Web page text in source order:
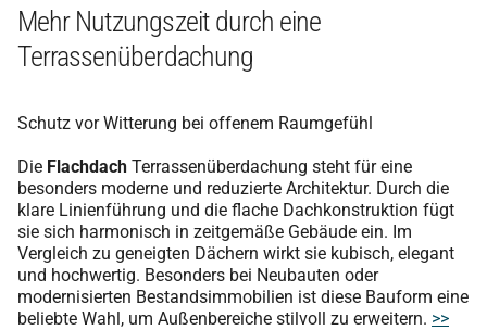
Mehr Nutzungszeit durch eine
Terrassenüberdachung
Schutz vor Witterung bei offenem Raumgefühl
Die Flachdach Terrassenüberdachung steht für eine
besonders moderne und reduzierte Architektur. Durch die
klare Linienführung und die flache Dachkonstruktion fügt
sie sich harmonisch in zeitgemäße Gebäude ein. Im
Vergleich zu geneigten Dächern wirkt sie kubisch, elegant
und hochwertig. Besonders bei Neubauten oder
modernisierten Bestandsimmobilien ist diese Bauform eine
beliebte Wahl, um Außenbereiche stilvoll zu erweitern. >>